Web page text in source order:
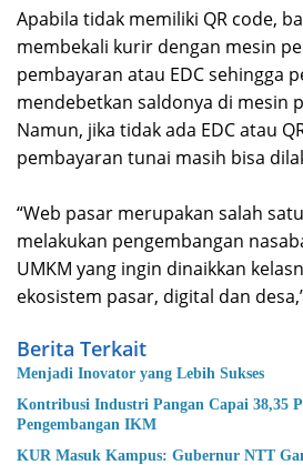
Apabila tidak memiliki QR code,
membekali kurir dengan mesin
pembayaran atau EDC sehingga
mendebetkan saldonya di mesin
Namun, jika tidak ada EDC atau
pembayaran tunai masih bisa
“Web pasar merupakan salah
melakukan pengembangan
UMKM yang ingin dinaikkan
ekosistem pasar, digital dan
Berita Terkait
Menjadi Inovator yang Lebih Sukses
Kontribusi Industri Pangan Capai 38,35
Pengembangan IKM
KUR Masuk Kampus: Gubernur NTT